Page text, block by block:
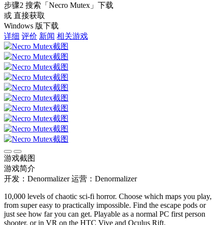
步骤2 搜索 「Necro Mutex」 下载
或 直接获取
Windows 版下载
详细 评价 新闻 相关游戏
游戏截图
游戏简介
开发：Denormalizer 运营：Denormalizer
10,000 levels of chaotic sci-fi horror. Choose which maps you play,
from super easy to practically impossible. Find the escape pods or
just see how far you can get. Playable as a normal PC first person
shooter, or in VR on the HTC Vive and Oculus Rift.